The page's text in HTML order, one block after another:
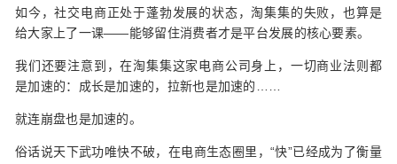
如今，社交电商正处于蓬勃发展的状态，淘集集的失败，也算是
给大家上了一课——能够留住消费者才是平台发展的核心要素。
我们还要注意到，在淘集集这家电商公司身上，一切商业法则都
是加速的：成长是加速的，拉新也是加速的……
就连崩盘也是加速的。
俗话说天下武功唯快不破，在电商生态圈里，“快”已经成为了衡量